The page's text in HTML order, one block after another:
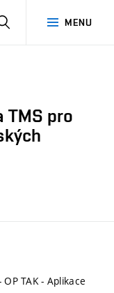
MENU
TMS pro
OP TAK - Aplikace